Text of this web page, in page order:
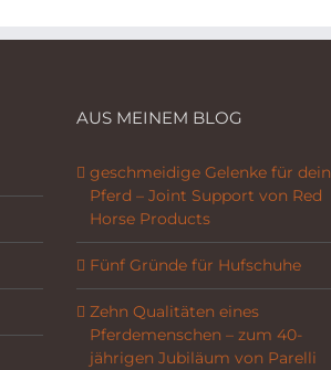
AUS MEINEM BLOG
geschmeidige Gelenke für dein
Pferd – Joint Support von Red
Horse Products
Fünf Gründe für Hufschuhe
Zehn Qualitäten eines
Pferdemenschen – zum 40-
jährigen Jubiläum von Parelli